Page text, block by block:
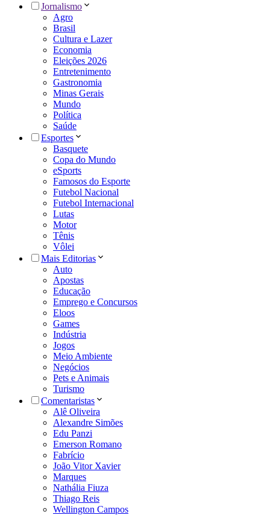
Jornalismo
Agro
Brasil
Cultura e Lazer
Economia
Eleições 2026
Entretenimento
Gastronomia
Minas Gerais
Mundo
Política
Saúde
Esportes
Basquete
Copa do Mundo
eSports
Famosos do Esporte
Futebol Nacional
Futebol Internacional
Lutas
Motor
Tênis
Vôlei
Mais Editorias
Auto
Apostas
Educação
Emprego e Concursos
Eloos
Games
Indústria
Jogos
Meio Ambiente
Negócios
Pets e Animais
Turismo
Comentaristas
Alê Oliveira
Alexandre Simões
Edu Panzi
Emerson Romano
Fabrício
João Vitor Xavier
Marques
Nathália Fiuza
Thiago Reis
Wellington Campos